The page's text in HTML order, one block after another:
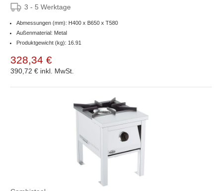
3 - 5 Werktage
Abmessungen (mm): H400 x B650 x T580
Außenmaterial: Metal
Produktgewicht (kg): 16.91
328,34 €
390,72 € inkl. MwSt.